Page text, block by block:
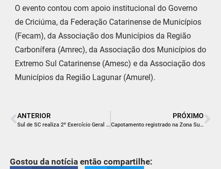
O evento contou com apoio institucional do Governo
de Criciúma, da Federação Catarinense de Municípios
(Fecam), da Associação dos Municípios da Região
Carbonífera (Amrec), da Associação dos Municípios do
Extremo Sul Catarinense (Amesc) e da Associação dos
Municípios da Região Lagunar (Amurel).
ANTERIOR
Sul de SC realiza 2º Exercício Geral de Gestão de Desastres neste domingo
PRÓXIMO
Capotamento registrado na Zona Sul de Balneário Rincão
Gostou da notícia então compartilhe: